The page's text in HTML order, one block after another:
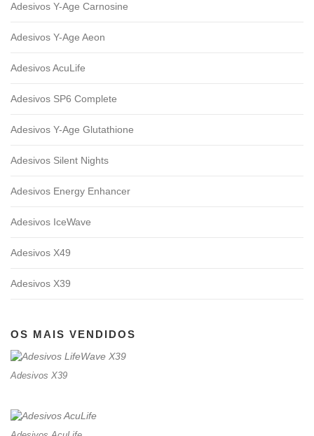
Adesivos Y-Age Carnosine
Adesivos Y-Age Aeon
Adesivos AcuLife
Adesivos SP6 Complete
Adesivos Y-Age Glutathione
Adesivos Silent Nights
Adesivos Energy Enhancer
Adesivos IceWave
Adesivos X49
Adesivos X39
OS MAIS VENDIDOS
Adesivos X39